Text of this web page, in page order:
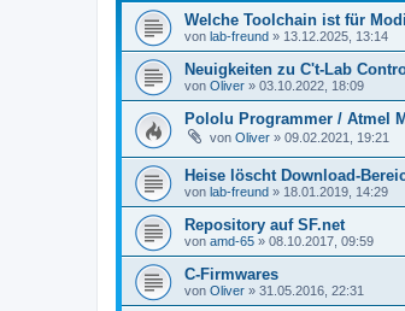
Welche Toolchain ist für
von lab-freund » 13.12.2025, 13:14
Neuigkeiten zu C't-Lab
von Oliver » 03.10.2022, 18:09
Pololu Programmer / Atmel
von Oliver » 09.02.2021, 19:21
Heise löscht Download-
von lab-freund » 18.01.2019, 14:29
Repository auf SF.net
von amd-65 » 08.10.2017, 09:59
C-Firmwares
von Oliver » 31.05.2016, 22:31